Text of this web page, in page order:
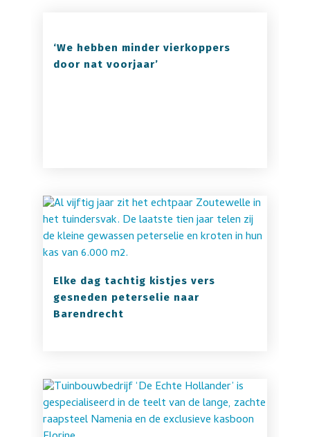
‘We hebben minder vierkoppers
door nat voorjaar’
Elke dag tachtig kistjes vers
gesneden peterselie naar
Barendrecht